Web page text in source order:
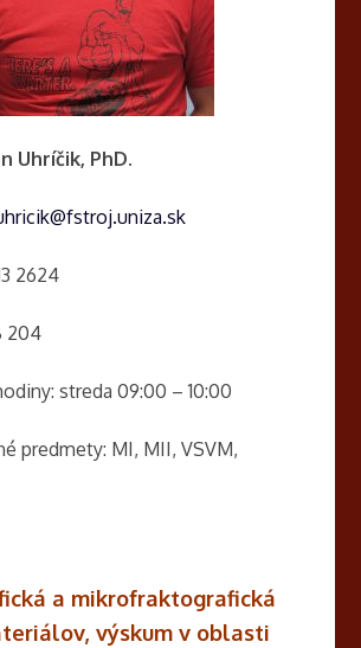
Uhríčik, PhD.
2624
204
streda 09:00 – 10:00
predmety: MI, MII, VSVM,
a mikrofraktografická
výskum v oblasti